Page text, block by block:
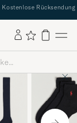
Kostenlose Rücksendung